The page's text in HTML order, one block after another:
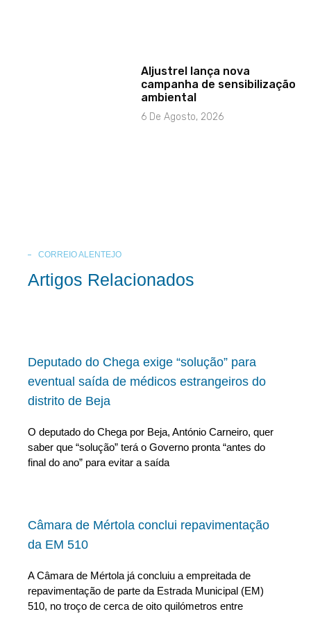
Aljustrel lança nova
campanha de sensibilização
ambiental
6 De Agosto, 2026
CORREIO ALENTEJO
Artigos Relacionados
Deputado do Chega exige “solução” para
eventual saída de médicos estrangeiros do
distrito de Beja
O deputado do Chega por Beja, António Carneiro, quer
saber que “solução” terá o Governo pronta “antes do
final do ano” para evitar a saída
Câmara de Mértola conclui repavimentação
da EM 510
A Câmara de Mértola já concluiu a empreitada de
repavimentação de parte da Estrada Municipal (EM)
510, no troço de cerca de oito quilómetros entre